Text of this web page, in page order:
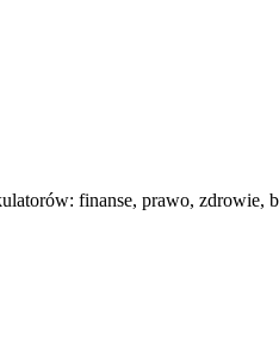
finanse, prawo, zdrowie,